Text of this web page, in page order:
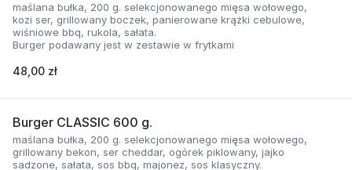
maślana bułka, 200 g. selekcjonowanego mięsa wołowego,
kozi ser, grillowany boczek, panierowane krążki cebulowe,
wiśniowe bbq, rukola, sałata.
Burger podawany jest w zestawie w frytkami
48,00 zł
Burger CLASSIC 600 g.
maślana bułka, 200 g. selekcjonowanego mięsa wołowego,
grillowany bekon, ser cheddar, ogórek piklowany, jajko
sadzone, sałata, sos bbq, majonez, sos klasyczny.